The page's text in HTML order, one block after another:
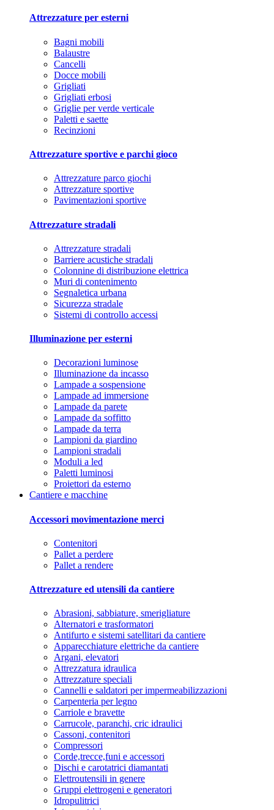
Attrezzature per esterni
Bagni mobili
Balaustre
Cancelli
Docce mobili
Grigliati
Grigliati erbosi
Griglie per verde verticale
Paletti e saette
Recinzioni
Attrezzature sportive e parchi gioco
Attrezzature parco giochi
Attrezzature sportive
Pavimentazioni sportive
Attrezzature stradali
Attrezzature stradali
Barriere acustiche stradali
Colonnine di distribuzione elettrica
Muri di contenimento
Segnaletica urbana
Sicurezza stradale
Sistemi di controllo accessi
Illuminazione per esterni
Decorazioni luminose
Illuminazione da incasso
Lampade a sospensione
Lampade ad immersione
Lampade da parete
Lampade da soffitto
Lampade da terra
Lampioni da giardino
Lampioni stradali
Moduli a led
Paletti luminosi
Proiettori da esterno
Cantiere e macchine
Accessori movimentazione merci
Contenitori
Pallet a perdere
Pallet a rendere
Attrezzature ed utensili da cantiere
Abrasioni, sabbiature, smerigliature
Alternatori e trasformatori
Antifurto e sistemi satellitari da cantiere
Apparecchiature elettriche da cantiere
Argani, elevatori
Attrezzatura idraulica
Attrezzature speciali
Cannelli e saldatori per impermeabilizzazioni
Carpenteria per legno
Carriole e bravette
Carrucole, paranchi, cric idraulici
Cassoni, contenitori
Compressori
Corde,trecce,funi e accessori
Dischi e carotatrici diamantati
Elettroutensili in genere
Gruppi elettrogeni e generatori
Idropulitrici